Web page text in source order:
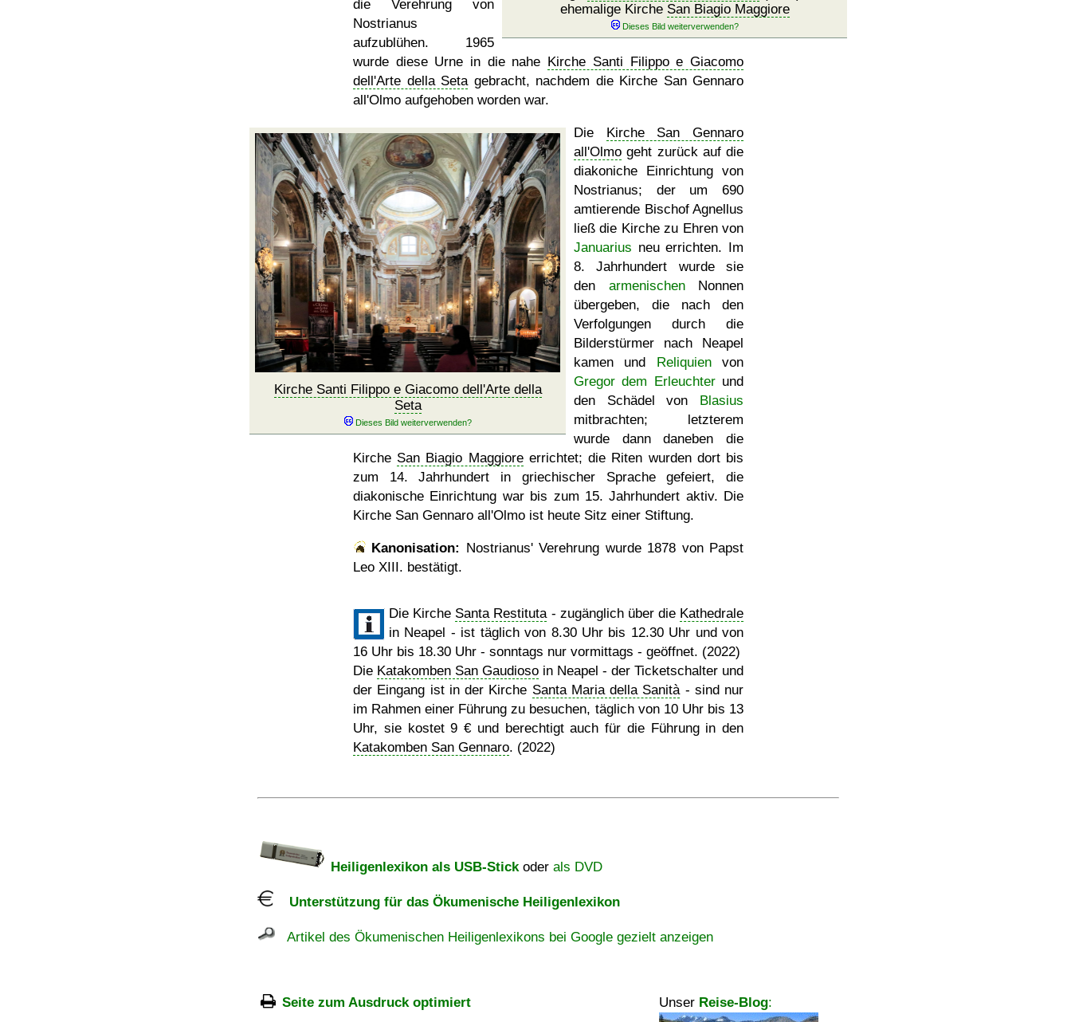
ehemalige Kirche San Biagio Maggiore
die Verehrung von
Nostrianus
aufzublühen. 1965
wurde diese Urne in die nahe Kirche Santi Filippo e Giacomo
dell'Arte della Setagebracht, nachdem die Kirche San Gennaro
all'Olmo aufgehoben worden war.
Kirche Santi Filippo e Giacomo dell'Arte della
Seta
Die Kirche San Gennaro
all'Olmo geht zurück auf die
diakoniche Einrichtung von
Nostrianus; der um 690
amtierende Bischof Agnellus
ließ die Kirche zu Ehren von
Januarius neu errichten. Im
8. Jahrhundert wurde sie
den armenischenNonnen
übergeben, die nach den
Verfolgungen durch die
Bilderstürmer nach Neapel
kamen und Reliquienvon
Gregor dem Erleuchterund
den Schädel von Blasius
mitbrachten; letzterem
wurde dann daneben die
Kirche San Biagio Maggioreerrichtet; die Riten wurden dort bis
zum 14. Jahrhundert in griechischer Sprache gefeiert, die
diakonische Einrichtung war bis zum 15. Jahrhundert aktiv. Die
Kirche San Gennaro all'Olmo ist heute Sitz einer Stiftung.
Kanonisation: Nostrianus' Verehrung wurde 1878 von Papst
Leo XIII. bestätigt.
Die Kirche Santa Restituta- zugänglich über die Kathedrale
in Neapel - ist täglich von 8.30 Uhr bis 12.30 Uhr und von
16 Uhr bis 18.30 Uhr - sonntags nur vormittags - geöffnet. (2022)
Die Katakomben San Gaudioso in Neapel - der Ticketschalter und
der Eingang ist in der Kirche Santa Maria della Sanità- sind nur
im Rahmen einer Führung zu besuchen, täglich von 10 Uhr bis 13
Uhr, sie kostet 9 € und berechtigt auch für die Führung in den
Katakomben San Gennaro. (2022)
Heiligenlexikon als USB-Stickoder als DVD
Unterstützung für das Ökumenische Heiligenlexikon
Artikel des Ökumenischen Heiligenlexikons bei Google gezielt anzeigen
Seite zum Ausdruck optimiert Unser Reise-Blog: